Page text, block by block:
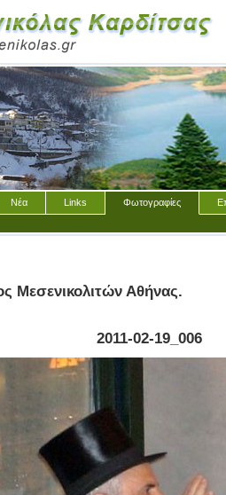
Νέα Links Φωτογραφίες
Μεσενικολιτών Αθήνας.
2011-02-19_006